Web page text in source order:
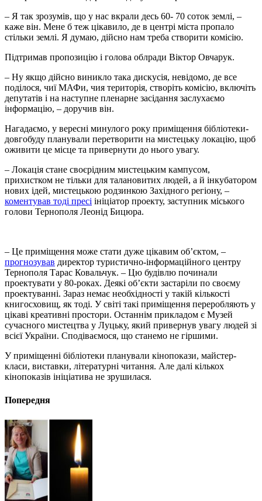
– Я так зрозумів, що у нас вкрали десь 60- 70 соток землі, –
каже він. Мене б теж цікавило, де в центрі міста пропало
стільки землі. Я думаю, дійсно нам треба створити комісію.
Підтримав пропозицію і голова облради Віктор Овчарук.
– Ну якщо дійсно виникло така дискусія, невідомо, де все
поділося, чиї МАФи, чия територія, створіть комісію, включіть
депутатів і на наступне пленарне засідання заслухаємо
інформацію, – доручив він.
Нагадаємо, у вересні минулого року приміщення бібліотеки-
довгобуду планували перетворити на мистецьку локацію, щоб
оживити це місце та привернути до нього увагу.
– Локація стане своєрідним мистецьким кампусом,
прихистком не тільки для талановитих людей, а й інкубатором
нових ідей, мистецькою родзинкою Західного регіону, –
коментував тоді пресі ініціатор проекту, заступник міського
голови Тернополя Леонід Бицюра.
– Це приміщення може стати дуже цікавим об’єктом, –
прогнозував директор туристично-інформаційного центру
Тернополя Тарас Ковальчук. – Цю будівлю починали
проектувати у 80-роках. Деякі об’єкти застаріли по своєму
проектуванні. Зараз немає необхідності у такій кількості
книгосховищ, як тоді. У світі такі приміщення переробляють у
цікаві креативні простори. Останнім прикладом є Музей
сучасного мистецтва у Луцьку, який привернув увагу людей зі
всієї України. Сподіваємося, що станемо не гіршими.
У приміщенні бібліотеки планували кінопокази, майстер-
класи, виставки, літературні читання. Але далі кількох
кінопоказів ініціатива не зрушилася.
Попередня